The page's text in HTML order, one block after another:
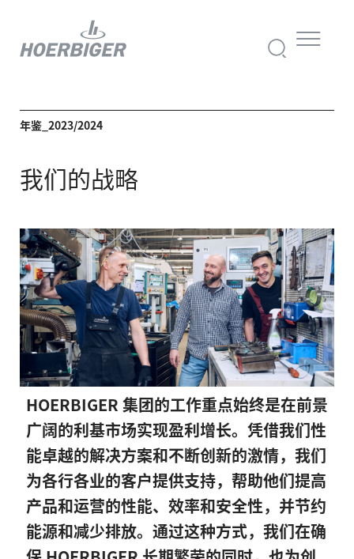
年鉴_2023/2024
我们的战略
HOERBIGER 集团的工作重点始终是在前景
广阔的利基市场实现盈利增长。凭借我们性
能卓越的解决方案和不断创新的激情，我们
为各行各业的客户提供支持，帮助他们提高
产品和运营的性能、效率和安全性，并节约
能源和减少排放。通过这种方式，我们在确